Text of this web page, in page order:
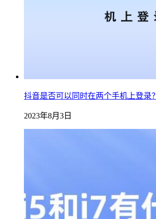
抖音是否可以同时在两个手机上登录？
2023年8月3日